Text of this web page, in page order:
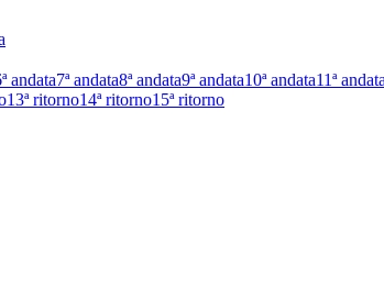
andata7ª andata8ª andata9ª andata10ª andata11ª andata
13ª ritorno14ª ritorno15ª ritorno